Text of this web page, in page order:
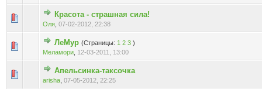
Красота - страшная сила!
Оля 07-02-2012, 22:38
Голосов: 0 - Средняя оценка: 0 из 5
12 345
ЛеМур (Страницы: 1 2 3 )
Меламори 12-03-2011, 13:00
Голосов: 0 - Средняя оценка: 0 из 5
123 4
Апельсинка-таксочка
arisha 07-05-2012, 22:25
Голосов: 0 - Средняя оценка: 0 из 5
1234